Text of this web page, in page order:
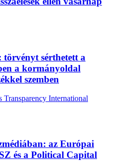
sérthetett a
a kormányoldal
szemben
International
az Európai
és a Political Capital